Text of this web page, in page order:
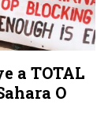
a TOTAL
O